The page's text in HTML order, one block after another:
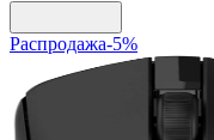
Распродажа-5%